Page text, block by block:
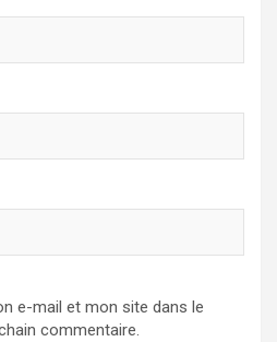
e-mail et mon site dans le
commentaire.